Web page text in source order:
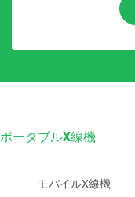
ポータブルX線機
モバイルX線機